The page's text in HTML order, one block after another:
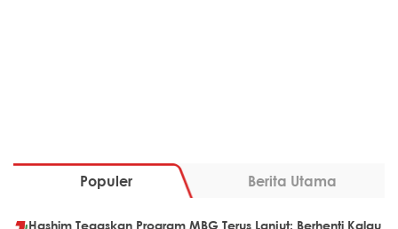
Populer Berita Utama
Hashim Tegaskan Program MBG Terus Lanjut: Berhenti Kalau